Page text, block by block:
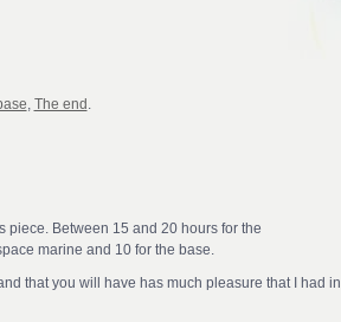
, The end .
piece. Between 15 and 20 hours for the
marine and 10 for the base.
that you will have has much pleasure that I had in